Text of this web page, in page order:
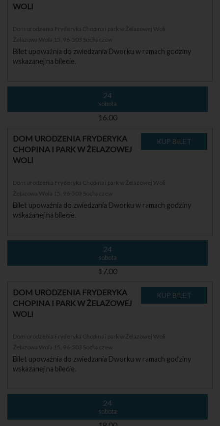
WOLI
Dom urodzenia Fryderyka Chopina i park w Żelazowej Woli
Żelazowa Wola 15, 96-503 Sochaczew
Bilet upoważnia do zwiedzania Dworku w ramach godziny
wskazanej na bilecie.
24
sobota
16.00
DOM URODZENIA FRYDERYKA
CHOPINA I PARK W ŻELAZOWEJ
WOLI
Dom urodzenia Fryderyka Chopina i park w Żelazowej Woli
Żelazowa Wola 15, 96-503 Sochaczew
Bilet upoważnia do zwiedzania Dworku w ramach godziny
wskazanej na bilecie.
24
sobota
17.00
DOM URODZENIA FRYDERYKA
CHOPINA I PARK W ŻELAZOWEJ
WOLI
Dom urodzenia Fryderyka Chopina i park w Żelazowej Woli
Żelazowa Wola 15, 96-503 Sochaczew
Bilet upoważnia do zwiedzania Dworku w ramach godziny
wskazanej na bilecie.
24
sobota